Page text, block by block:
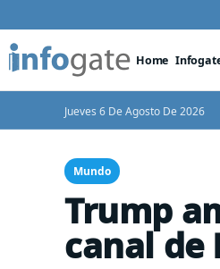
Home
Jueves 6 De Agosto De 2026
Mundo
Trump
canal de